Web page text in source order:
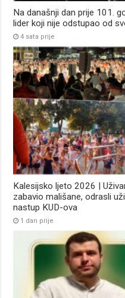
Na današnji dan prije 101.
lider koji nije odstupao od
4 sata prije
Kalesijsko ljeto 2026 |
zabavio mališane, odrasli
nastup KUD-ova
1 dan prije